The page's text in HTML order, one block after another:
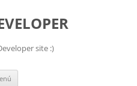
site :)